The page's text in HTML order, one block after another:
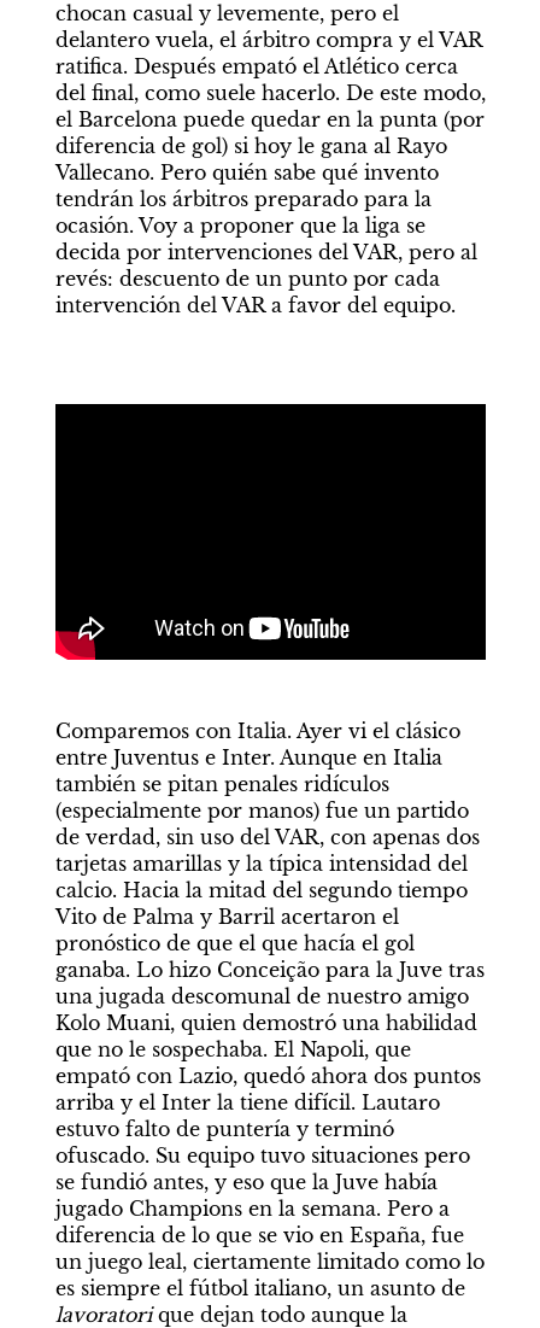
chocan casual y levemente, pero el
delantero vuela, el árbitro compra y el VAR
ratifica. Después empató el Atlético cerca
del final, como suele hacerlo. De este modo,
el Barcelona puede quedar en la punta (por
diferencia de gol) si hoy le gana al Rayo
Vallecano. Pero quién sabe qué invento
tendrán los árbitros preparado para la
ocasión. Voy a proponer que la liga se
decida por intervenciones del VAR, pero al
revés: descuento de un punto por cada
intervención del VAR a favor del equipo.
Comparemos con Italia. Ayer vi el clásico
entre Juventus e Inter. Aunque en Italia
también se pitan penales ridículos
(especialmente por manos) fue un partido
de verdad, sin uso del VAR, con apenas dos
tarjetas amarillas y la típica intensidad del
calcio. Hacia la mitad del segundo tiempo
Vito de Palma y Barril acertaron el
pronóstico de que el que hacía el gol
ganaba. Lo hizo Conceição para la Juve tras
una jugada descomunal de nuestro amigo
Kolo Muani, quien demostró una habilidad
que no le sospechaba. El Napoli, que
empató con Lazio, quedó ahora dos puntos
arriba y el Inter la tiene difícil. Lautaro
estuvo falto de puntería y terminó
ofuscado. Su equipo tuvo situaciones pero
se fundió antes, y eso que la Juve había
jugado Champions en la semana. Pero a
diferencia de lo que se vio en España, fue
un juego leal, ciertamente limitado como lo
es siempre el fútbol italiano, un asunto de
lavoratori que dejan todo aunque la